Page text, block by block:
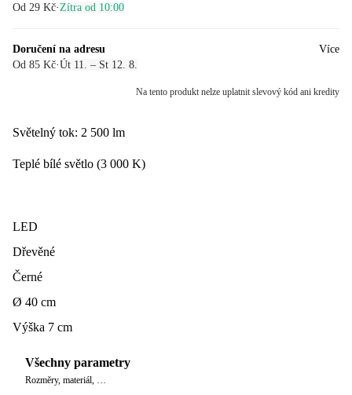
Od 29 Kč· Zítra od 10:00
Doručení na adresu
Od 85 Kč·Út 11. – St 12. 8.
Více
Na tento produkt nelze uplatnit slevový kód ani kredity
Světelný tok: 2 500 lm
Teplé bílé světlo (3 000 K)
LED
Dřevěné
Černé
Ø 40 cm
Výška 7 cm
Všechny parametry
Rozměry, materiál, …